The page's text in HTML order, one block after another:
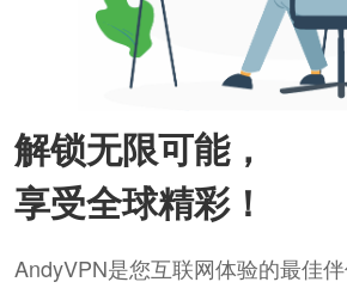
解锁无限可能，
享受全球精彩！
AndyVPN是您互联网体验的最佳